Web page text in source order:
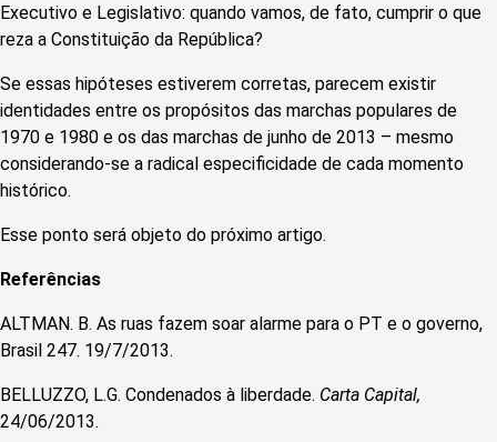
Executivo e Legislativo: quando vamos, de fato, cumprir o que
reza a Constituição da República?
Se essas hipóteses estiverem corretas, parecem existir
identidades entre os propósitos das marchas populares de
1970 e 1980 e os das marchas de junho de 2013 – mesmo
considerando-se a radical especificidade de cada momento
histórico.
Esse ponto será objeto do próximo artigo.
Referências
ALTMAN. B. As ruas fazem soar alarme para o PT e o governo,
Brasil 247. 19/7/2013.
BELLUZZO, L.G. Condenados à liberdade. Carta Capital,
24/06/2013.